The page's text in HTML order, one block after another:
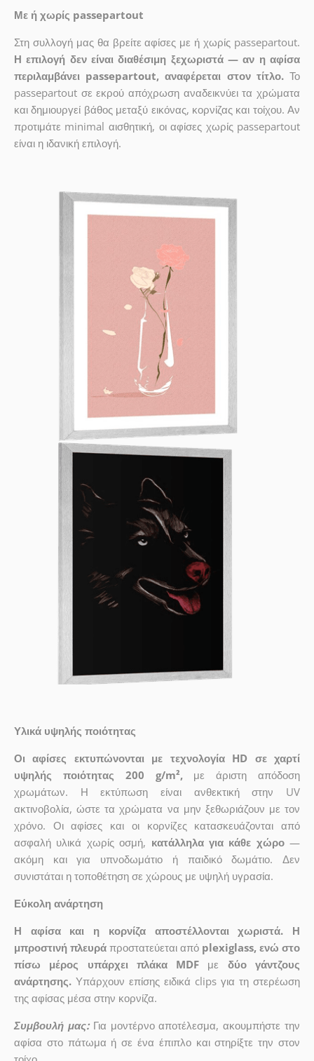
Με ή χωρίς passepartout
Στη συλλογή μας θα βρείτε αφίσες με ή χωρίς passepartout.
Η επιλογή δεν είναι διαθέσιμη ξεχωριστά — αν η αφίσα
περιλαμβάνει passepartout, αναφέρεται στον τίτλο. Το
passepartout σε εκρού απόχρωση αναδεικνύει τα χρώματα
και δημιουργεί βάθος μεταξύ εικόνας, κορνίζας και τοίχου. Αν
προτιμάτε minimal αισθητική, οι αφίσες χωρίς passepartout
είναι η ιδανική επιλογή.
Υλικά υψηλής ποιότητας
Οι αφίσες εκτυπώνονται με τεχνολογία HD σε χαρτί
υψηλής ποιότητας 200 g/m²,
με άριστη απόδοση
χρωμάτων. Η εκτύπωση είναι ανθεκτική στην UV
ακτινοβολία, ώστε τα χρώματα να μην ξεθωριάζουν με τον
χρόνο. Οι αφίσες και οι κορνίζες κατασκευάζονται από
ασφαλή υλικά χωρίς οσμή, κατάλληλα για κάθε χώρο —
ακόμη και για υπνοδωμάτιο ή παιδικό δωμάτιο. Δεν
συνιστάται η τοποθέτηση σε χώρους με υψηλή υγρασία.
Εύκολη ανάρτηση
Η αφίσα και η κορνίζα αποστέλλονται χωριστά. Η
μπροστινή πλευρά προστατεύεται από plexiglass, ενώ στο
πίσω μέρος υπάρχει πλάκα MDF
με
δύο γάντζους
ανάρτησης. Υπάρχουν επίσης ειδικά clips για τη στερέωση
της αφίσας μέσα στην κορνίζα.
Συμβουλή μας: Για μοντέρνο αποτέλεσμα, ακουμπήστε την
αφίσα στο πάτωμα ή σε ένα έπιπλο και στηρίξτε την στον